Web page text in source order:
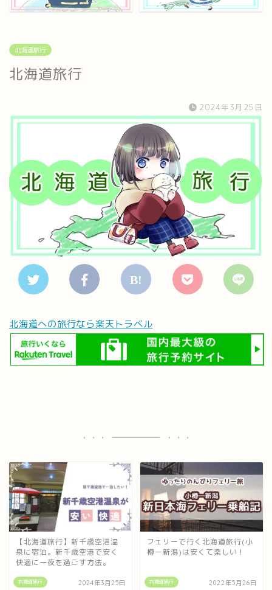
北海道旅行
北海道旅行
2024年3月25日
北海道への旅行なら楽天トラベル
北海道旅行
【北海道旅行】新千歳空港温
泉に宿泊。新千歳空港で安く
快適に一夜を過ごす方法。
2024年3月25日 北海道旅行
フェリーで行く北海道旅行(小
樽ー新潟)は安くて楽しい！
2022年5月26日